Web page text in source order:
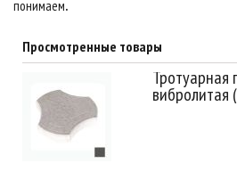
понимаем.
Просмотренные товары
Тротуарная
вибролитая